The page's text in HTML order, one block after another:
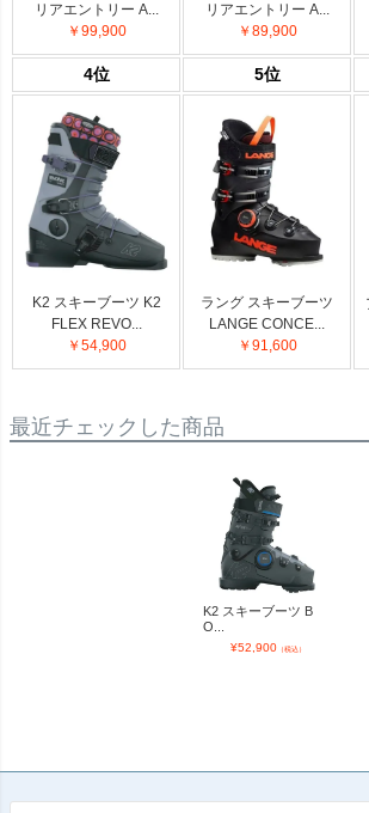
リアエントリー A...
￥99,900
リアエントリー A...
￥89,900
4位 5位
K2 スキーブーツ K2
FLEX REVO...
￥54,900
ラング スキーブーツ
LANGE CONCE...
￥91,600
最近チェックした商品
K2 スキーブーツ B
O...
¥52,900（税込）